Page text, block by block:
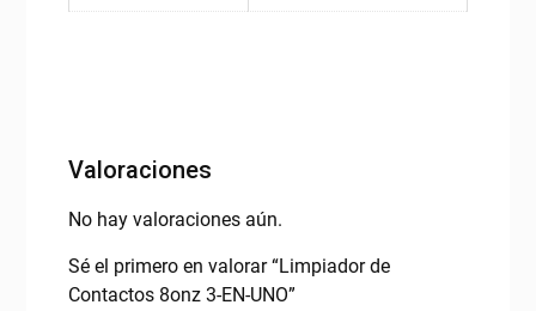
Valoraciones
No hay valoraciones aún.
Sé el primero en valorar “Limpiador de
Contactos 8onz 3-EN-UNO”